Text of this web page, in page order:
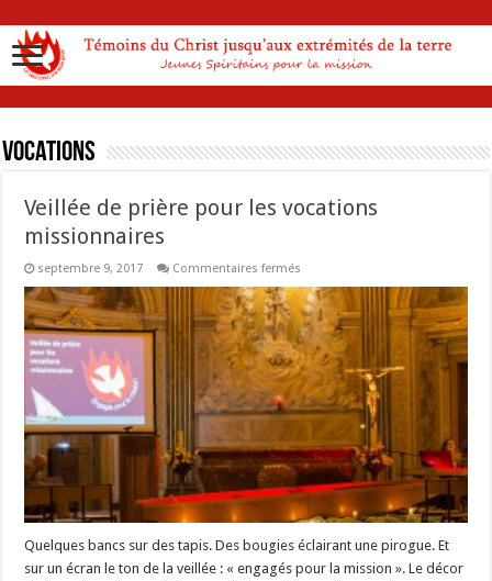
Vocations
Veillée de prière pour les vocations
missionnaires
septembre 9, 2017 Commentaires fermés
de
prière
pour
les
vocations
missionnaires
Quelques bancs sur des tapis. Des bougies éclairant une pirogue. Et
sur un écran le ton de la veillée : « engagés pour la mission ». Le décor